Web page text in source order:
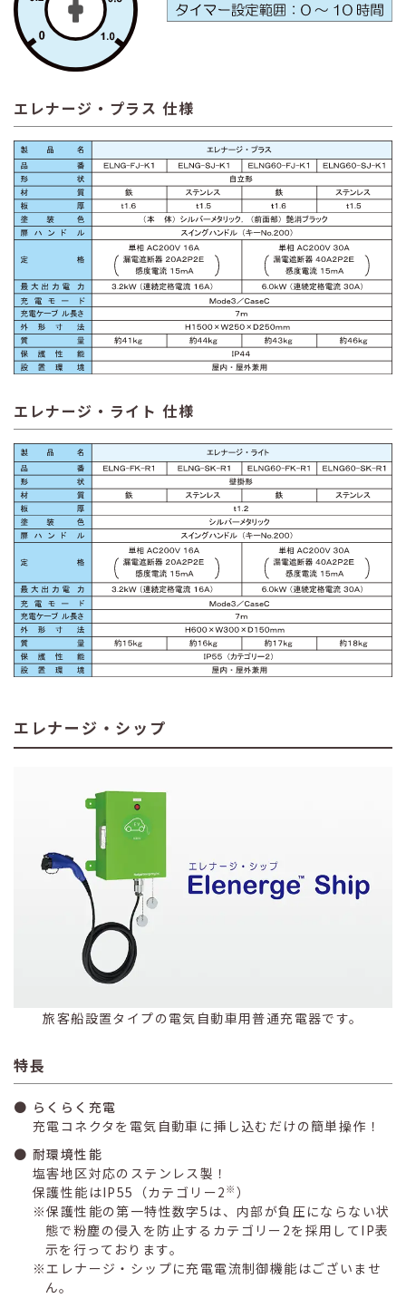
エレナージ・プラス 仕様
エレナージ・ライト 仕様
エレナージ・シップ
旅客船設置タイプの電気自動車用普通充電器です。
特長
らくらく充電
充電コネクタを電気自動車に挿し込むだけの簡単操作！
耐環境性能
塩害地区対応のステンレス製！
保護性能はIP55（カテゴリー2 ※）
保護性能の第一特性数字5は、内部が負圧にならない状
態で粉塵の侵入を防止するカテゴリー2を採用してIP表
示を行っております。
エレナージ・シップに充電電流制御機能はございませ
ん。